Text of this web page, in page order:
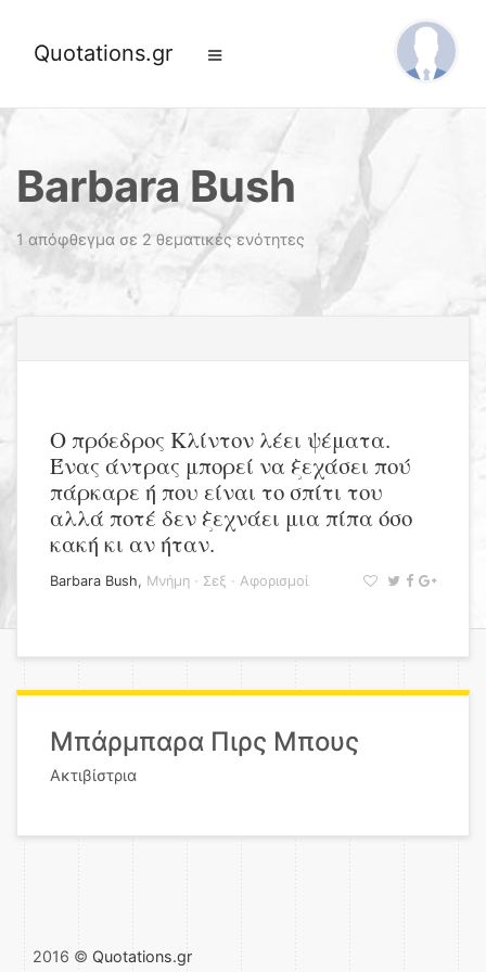
Quotations.gr
Barbara Bush
1 απόφθεγμα σε 2 θεματικές ενότητες
Ο πρόεδρος Κλίντον λέει ψέματα.
Ένας άντρας μπορεί να ξεχάσει πού
πάρκαρε ή που είναι το σπίτι του
αλλά ποτέ δεν ξεχνάει μια πίπα όσο
κακή κι αν ήταν.
Barbara Bush, Μνήμη · Σεξ · Αφορισμοί
Μπάρμπαρα Πιρς Μπους
Ακτιβίστρια
2016 © Quotations.gr